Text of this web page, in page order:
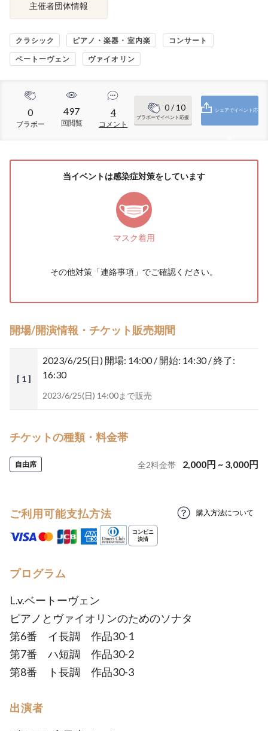
主催者団体情報
クラシック ピアノ・楽器・室内楽 コンサート
ベートーヴェン ヴァイオリン
0
ブラボー
497
回閲覧
4
コメント
0/ 10
ブラボーでイベント応援
シェアでイベント応
当イベントは感染症対策をしています
マスク着用
その他対策「連絡事項 」でご確認ください。
開場/開演情報・チケット販売期間
[ 1 ]
2023/6/25(日) 開場: 14:00 / 開始: 14:30 / 終了:
16:30
2023/6/25(日) 14:00まで販売
チケットの種類・料金帯
自由席 全2料金帯 2,000円 ~ 3,000円
ご利用可能支払方法 購入方法について
プログラム
L.v.ベートーヴェン
ピアノとヴァイオリンのためのソナタ
第6番 イ長調 作品30-1
第7番 ハ短調 作品30-2
第8番 ト長調 作品30-3
出演者